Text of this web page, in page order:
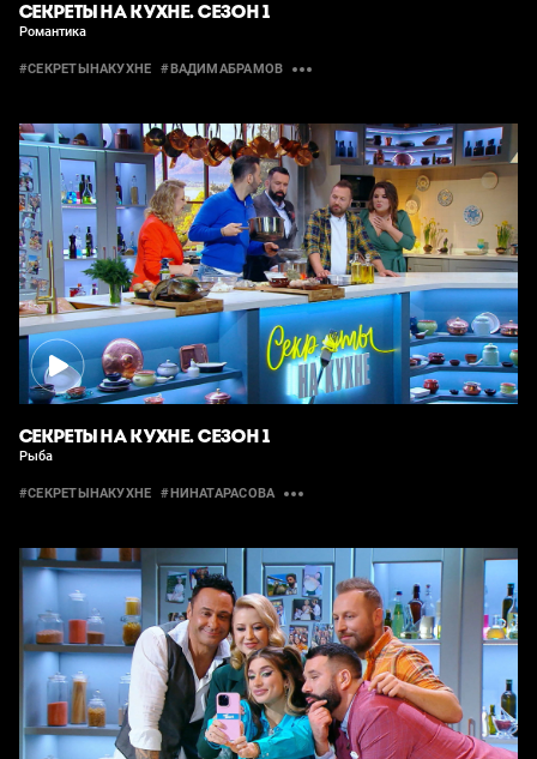
СЕКРЕТЫ НА КУХНЕ. СЕЗОН 1
Романтика
#СЕКРЕТЫНАКУХНЕ #ВАДИМАБРАМОВ
СЕКРЕТЫ НА КУХНЕ. СЕЗОН 1
Рыба
#СЕКРЕТЫНАКУХНЕ #НИНАТАРАСОВА